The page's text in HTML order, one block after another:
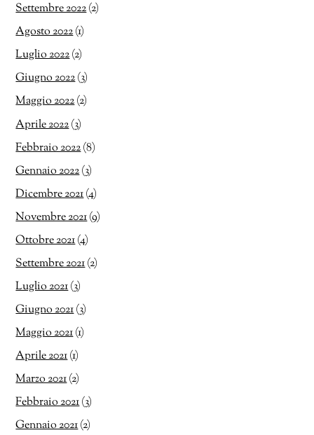
Settembre 2022(2)
Agosto 2022(1)
Luglio 2022(2)
Giugno 2022(3)
Maggio 2022(2)
Aprile 2022(3)
Febbraio 2022(8)
Gennaio 2022(3)
Dicembre 2021(4)
Novembre 2021(9)
Ottobre 2021(4)
Settembre 2021(2)
Luglio 2021(3)
Giugno 2021(3)
Maggio 2021(1)
Aprile 2021(1)
Marzo 2021(2)
Febbraio 2021(3)
Gennaio 2021(2)